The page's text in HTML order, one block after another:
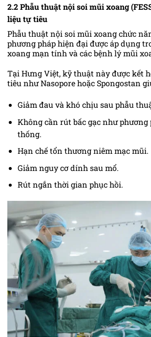
2.2 Phẫu thuật nội soi mũi xoang
liệu tự tiêu
Phẫu thuật nội soi mũi xoang chức
phương pháp hiện đại được áp dụng
xoang mạn tính và các bệnh lý mũi
Tại Hưng Việt, kỹ thuật này được kết
tiêu như Nasopore hoặc Spongostan
Giảm đau và khó chịu sau phẫu
Không cần rút bấc gạc như phương
thống.
Hạn chế tổn thương niêm mạc mũi.
Giảm nguy cơ dính sau mổ.
Rút ngắn thời gian phục hồi.